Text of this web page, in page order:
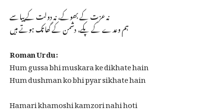
نہ عزت کے بھوکے، نہ دولت کے پیاسے
ہم وعدے کے پکے، دشمن کے گھاتک ہوتے ہیں
Roman Urdu:
Hum gussa bhi muskara ke dikhate hain
Hum dushman ko bhi pyar sikhate hain
Hamari khamoshi kamzori nahi hoti